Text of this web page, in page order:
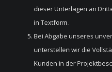
dieser Unterlagen an
in Textform.
Bei Abgabe unseres
unterstellen wir die
Kunden in der